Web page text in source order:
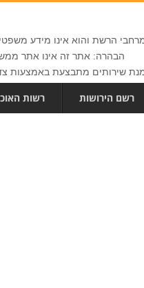
הרשת והוא אינו מידע משפטי
הבהרה: אתר זה אינו אתר
שירותים מתבצעת באמצעות
רשם הירושות רשות